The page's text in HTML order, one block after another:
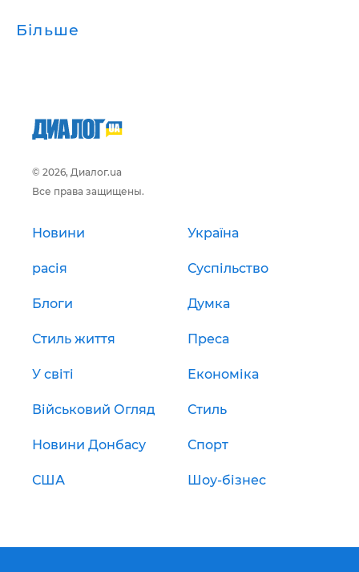
Більше
© 2026, Диалог.ua
Все права защищены.
Новини Україна
расія Суспільство
Блоги Думка
Стиль життя Преса
У світі Економіка
Військовий Огляд Стиль
Новини Донбасу Спорт
США Шоу-бізнес